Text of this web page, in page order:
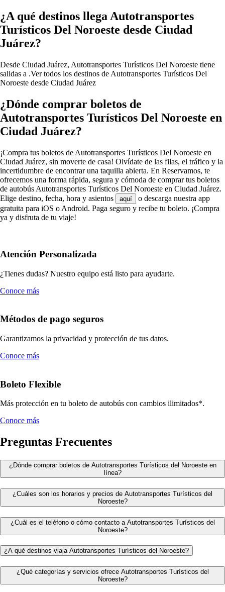
¿A qué destinos llega Autotransportes
Turísticos Del Noroeste desde Ciudad
Juárez?
Desde Ciudad Juárez, Autotransportes Turísticos Del Noroeste tiene
salidas a .Ver todos los destinos de Autotransportes Turísticos Del
Noroeste desde Ciudad Juárez
¿Dónde comprar boletos de
Autotransportes Turísticos Del Noroeste en
Ciudad Juárez?
¡Compra tus boletos de Autotransportes Turísticos Del Noroeste en
Ciudad Juárez, sin moverte de casa! Olvídate de las filas, el tráfico y la
incertidumbre de encontrar una taquilla abierta. En Reservamos, te
ofrecemos una forma rápida, segura y cómoda de comprar tus boletos
de autobús Autotransportes Turísticos Del Noroeste en Ciudad Juárez.
Elige destino, fecha, hora y asientos
aquí
o descarga nuestra app
gratuita para iOS o Android. Paga seguro y recibe tu boleto. ¡Compra
ya y disfruta de tu viaje!
Atención Personalizada
¿Tienes dudas? Nuestro equipo está listo para ayudarte.
Conoce más
Métodos de pago seguros
Garantizamos la privacidad y protección de tus datos.
Conoce más
Boleto Flexible
Más protección en tu boleto de autobús con cambios ilimitados*.
Conoce más
Preguntas Frecuentes
¿Dónde comprar boletos de Autotransportes Turísticos del Noroeste en
línea?
¿Cuáles son los horarios y precios de Autotransportes Turísticos del
Noroeste?
¿Cuál es el teléfono o cómo contacto a Autotransportes Turísticos del
Noroeste?
¿A qué destinos viaja Autotransportes Turísticos del Noroeste?
¿Qué categorías y servicios ofrece Autotransportes Turísticos del
Noroeste?